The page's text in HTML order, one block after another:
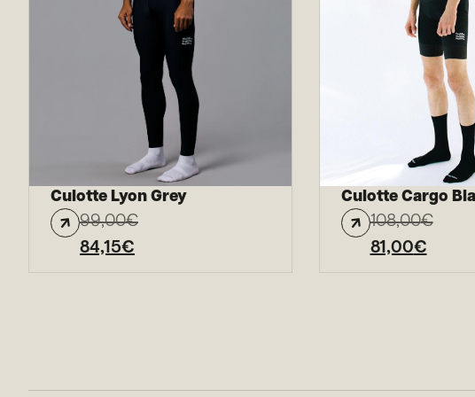
Culotte Lyon Grey
99,00€
84,15€
Culotte Cargo
108,00€
81,00€